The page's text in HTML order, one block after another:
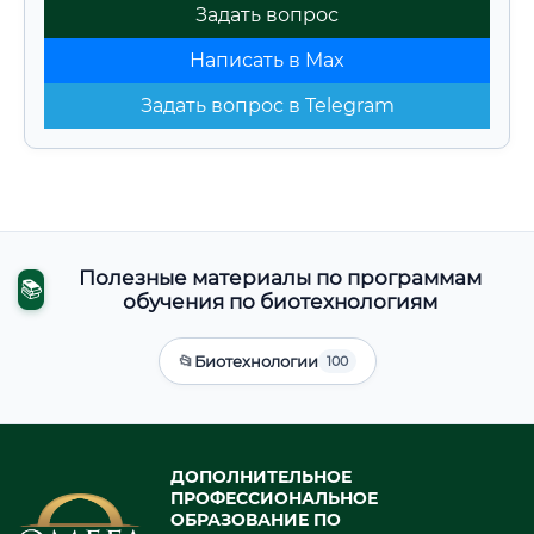
Задать вопрос
Написать в Max
Задать вопрос в Telegram
📚
Полезные материалы по программам
обучения по биотехнологиям
📂Биотехнологии 100
ДОПОЛНИТЕЛЬНОЕ
ПРОФЕССИОНАЛЬНОЕ
ОБРАЗОВАНИЕ ПО